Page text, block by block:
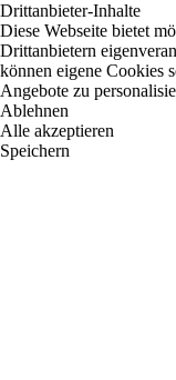
Drittanbieter-Inhalte
Diese Webseite bietet
Drittanbietern
können eigene Cookies
Angebote zu
Ablehnen
Alle akzeptieren
Speichern